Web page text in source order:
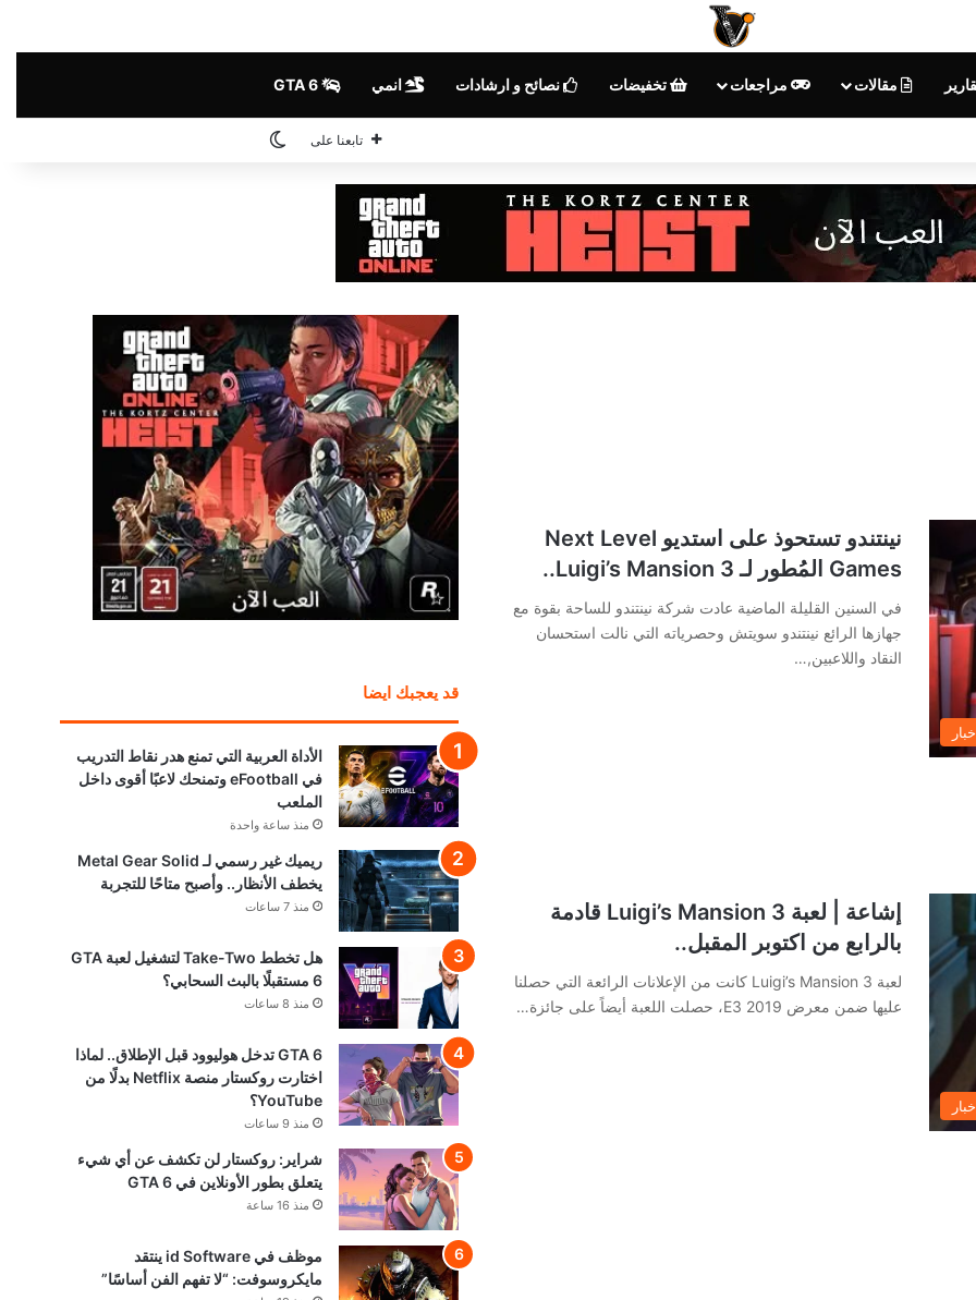
مقالات مراجعات تخفيضات نصائح و ارشادات انمي
تابعنا على الوضع المظلم
نينتندو تستحوذ على استديو Next Level
Games المُطور لـ Luigi’s Mansion 3..
في السنين القليلة الماضية عادت شركة نينتندو للساحة بقوة مع
جهازها الرائع نينتندو سويتش وحصرياته التي نالت استحسان
النقاد واللاعبين,…
إشاعة | لعبة Luigi’s Mansion 3 قادمة
بالرابع من اكتوبر المقبل..
لعبة Luigi’s Mansion 3 كانت من الإعلانات الرائعة التي حصلنا
عليها ضمن معرض E3 2019، حصلت اللعبة أيضاً على جائزة…
قد يعجبك ايضا
الأداة العربية التي تمنع هدر نقاط التدريب
في eFootball وتمنحك لاعبًا أقوى داخل
الملعب
منذ ساعة واحدة
ريميك غير رسمي لـ Metal Gear Solid
يخطف الأنظار.. وأصبح متاحًا للتجربة
منذ 7 ساعات
هل تخطط Take-Two لتشغيل لعبة GTA
6 مستقبلًا بالبث السحابي؟
منذ 8 ساعات
GTA 6 تدخل هوليوود قبل الإطلاق.. لماذا
اختارت روكستار منصة Netflix بدلًا من
YouTube؟
منذ 9 ساعات
شراير: روكستار لن تكشف عن أي شيء
يتعلق بطور الأونلاين في GTA 6
منذ 16 ساعة
موظف في id Software ينتقد
مايكروسوفت: “لا تفهم الفن أساسًا”